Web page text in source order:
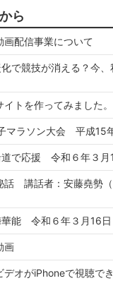
ら
画配信事業について
化で競技が消える？今
トを作ってみました。
マラソン大会 平成15
で応援 令和６年３月
話 講話者：安藤堯勢
能 令和６年３月16日
画
オがiPhoneで視聴で